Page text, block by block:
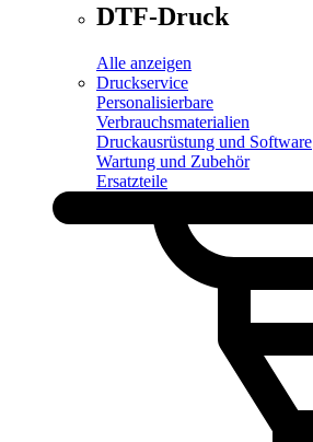
DTF-Druck
Alle anzeigen
Druckservice
Personalisierbare
Verbrauchsmaterialien
Druckausrüstung und Software
Wartung und Zubehör
Ersatzteile